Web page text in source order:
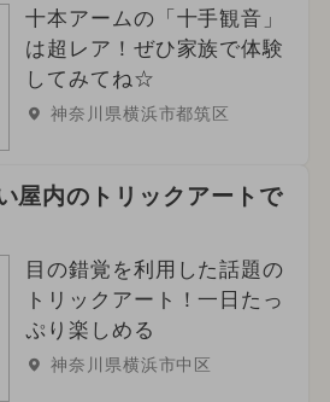
十本アームの「十手観音」
は超レア！ぜひ家族で体験
してみてね☆
神奈川県横浜市都筑区
屋内のトリックアートで
目の錯覚を利用した話題の
トリックアート！一日たっ
ぷり楽しめる
神奈川県横浜市中区